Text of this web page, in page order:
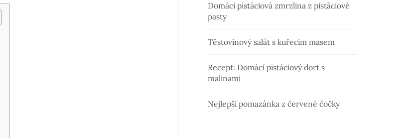
Domácí pistáciová zmrzlina z pistáciové
pasty
Těstovinový salát s kuřecím masem
Recept: Domácí pistáciový dort s
malinami
Nejlepší pomazánka z červené čočky